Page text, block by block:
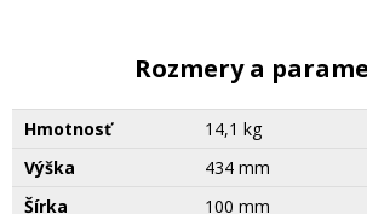
Rozmery a
Hmotnosť
14,1 kg
Výška
434 mm
Šírka
100 mm